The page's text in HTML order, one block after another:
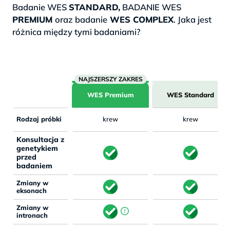
Badanie WESSTANDARD, BADANIE WES
PREMIUM oraz badanie WES COMPLEX. Jaka jest
różnica między tymi badaniami?
WES Premium WES Standard
Rodzaj próbki krew krew
Konsultacja z
genetykiem
przed
badaniem
Zmiany w
eksonach
Zmiany w
intronach